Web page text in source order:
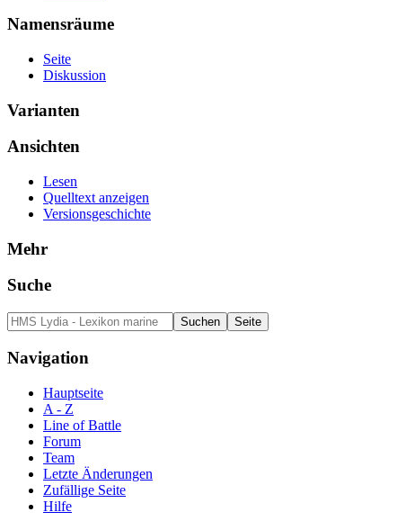
Namensräume
Seite
Diskussion
Varianten
Ansichten
Lesen
Quelltext anzeigen
Versionsgeschichte
Mehr
Suche
Navigation
Hauptseite
A - Z
Line of Battle
Forum
Team
Letzte Änderungen
Zufällige Seite
Hilfe